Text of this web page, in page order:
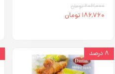
۲۰۳,۰۰۰ تومان
۱۸۶,۷۶۰ تومان
۸ درصد